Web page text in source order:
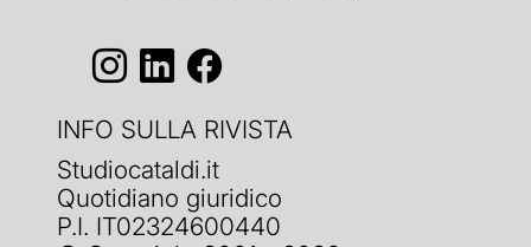
INFO SULLA RIVISTA
Studiocataldi.it
Quotidiano giuridico
P.I. IT02324600440